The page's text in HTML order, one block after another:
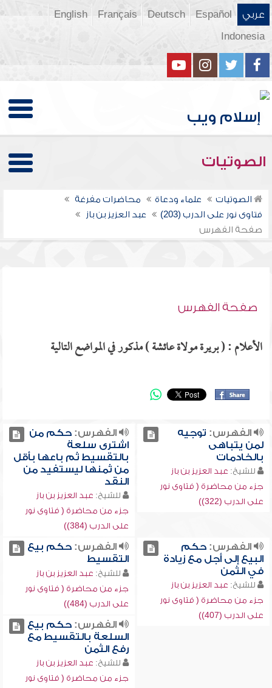
عربي Español
Deutsch
Français
English
Indonesia
الصوتيات
الصوتيات علماء ودعاة
محاضرات مفرغة
فتاوى نور على الدرب (203)
عبد العزيز بن باز
صفحة الفهرس
صفحة الفهرس
الأعلام : ( بريرة مولاة عائشة ) مذكور في المواضع التالية
الفهرس: توجيه
لمن يتباهى
بالخادمات
للشيخ: عبد العزيز بن باز
جزء من محاضرة ( فتاوى نور
على الدرب (322))
الفهرس:حكم من
اشترى سلعة
بالتقسيط ثم باعها بأقل
من ثمنها ليستفيد من
النقد
للشيخ: عبد العزيز بن باز
جزء من محاضرة ( فتاوى نور
على الدرب (384))
الفهرس:حكم
البيع إلى أجل مع زيادة
في الثمن
للشيخ: عبد العزيز بن باز
جزء من محاضرة ( فتاوى نور
على الدرب (407))
الفهرس:حكم بيع
التقسيط
للشيخ: عبد العزيز بن باز
جزء من محاضرة ( فتاوى نور
على الدرب (484))
الفهرس:حكم بيع
السلعة بالتقسيط مع
رفع الثمن
للشيخ: عبد العزيز بن باز
جزء من محاضرة ( فتاوى نور